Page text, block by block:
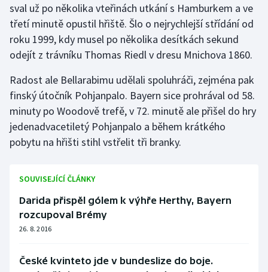
sval už po několika vteřinách utkání s Hamburkem a ve
třetí minutě opustil hřiště. Šlo o nejrychlejší střídání od
roku 1999, kdy musel po několika desítkách sekund
odejít z trávníku Thomas Riedl v dresu Mnichova 1860.
Radost ale Bellarabimu udělali spoluhráči, zejména pak
finský útočník Pohjanpalo. Bayern sice prohrával od 58.
minuty po Woodově trefě, v 72. minutě ale přišel do hry
jedenadvacetiletý Pohjanpalo a během krátkého
pobytu na hřišti stihl vstřelit tři branky.
SOUVISEJÍCÍ ČLÁNKY
Darida přispěl gólem k výhře Herthy, Bayern
rozcupoval Brémy
26. 8. 2016
České kvinteto jde v bundeslize do boje.